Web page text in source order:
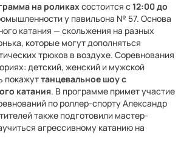
на роликахсостоится с12:00 до
у павильона № 57. Основа
катания — скольжения на разных
которые могут дополняться
трюков в воздухе. Соревнования
детский, женский и мужской
покажуттанцевальное шоу с
катания. В программе примет участие
по роллер-спорту Александр
также подготовили мастер-
агрессивному катанию на